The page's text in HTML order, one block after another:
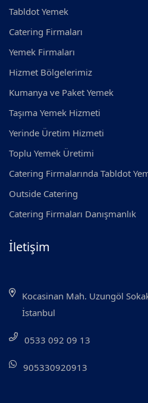
Tabldot Yemek
Catering Firmaları
Yemek Firmaları
Hizmet Bölgelerimiz
Kumanya ve Paket Yemek
Taşıma Yemek Hizmeti
Yerinde Üretim Hizmeti
Toplu Yemek Üretimi
Catering Firmalarında Tabldot
Outside Catering
Catering Firmaları Danışmanlık
İletişim
Kocasinan Mah. Uzungöl
İstanbul
0533 092 09 13
905330920913